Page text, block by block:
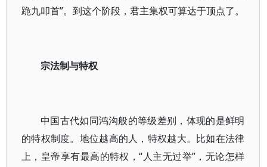
跪九叩首”。到这个阶段，君主集权可算达于顶点了。
宗法制与特权
中国古代如同鸿沟般的等级差别，体现的是鲜明
的特权制度。地位越高的人，特权越大。比如在法律
上，皇帝享有最高的特权，“人主无过举”，无论怎样